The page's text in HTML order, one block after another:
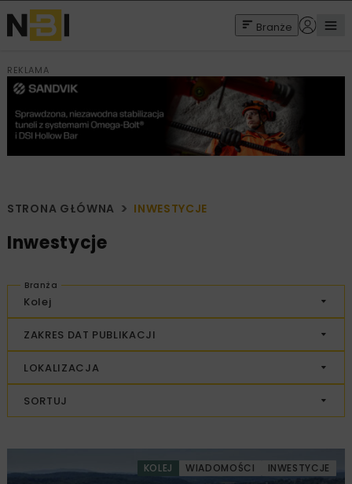
Branże
REKLAMA
STRONA GŁÓWNA INWESTYCJE
Inwestycje
Kolej
Branża
ZAKRES DAT PUBLIKACJI
LOKALIZACJA
SORTUJ
KOLEJ WIADOMOŚCI INWESTYCJE